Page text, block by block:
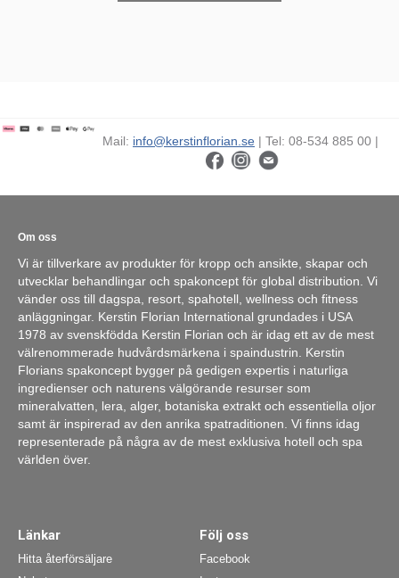
Mail: info@kerstinflorian.se | Tel: 08-534 885 00 |
Om oss
Vi är tillverkare av produkter för kropp och ansikte, skapar och
utvecklar behandlingar och spakoncept för global distribution. Vi
vänder oss till dagspa, resort, spahotell, wellness och fitness
anläggningar. Kerstin Florian International grundades i USA
1978 av svenskfödda Kerstin Florian och är idag ett av de mest
välrenommerade hudvårdsmärkena i spaindustrin. Kerstin
Florians spakoncept bygger på gedigen expertis i naturliga
ingredienser och naturens välgörande resurser som
mineralvatten, lera, alger, botaniska extrakt och essentiella oljor
samt är inspirerad av den anrika spatraditionen. Vi finns idag
representerade på några av de mest exklusiva hotell och spa
världen över.
Länkar
Hitta återförsäljare
Följ oss
Facebook